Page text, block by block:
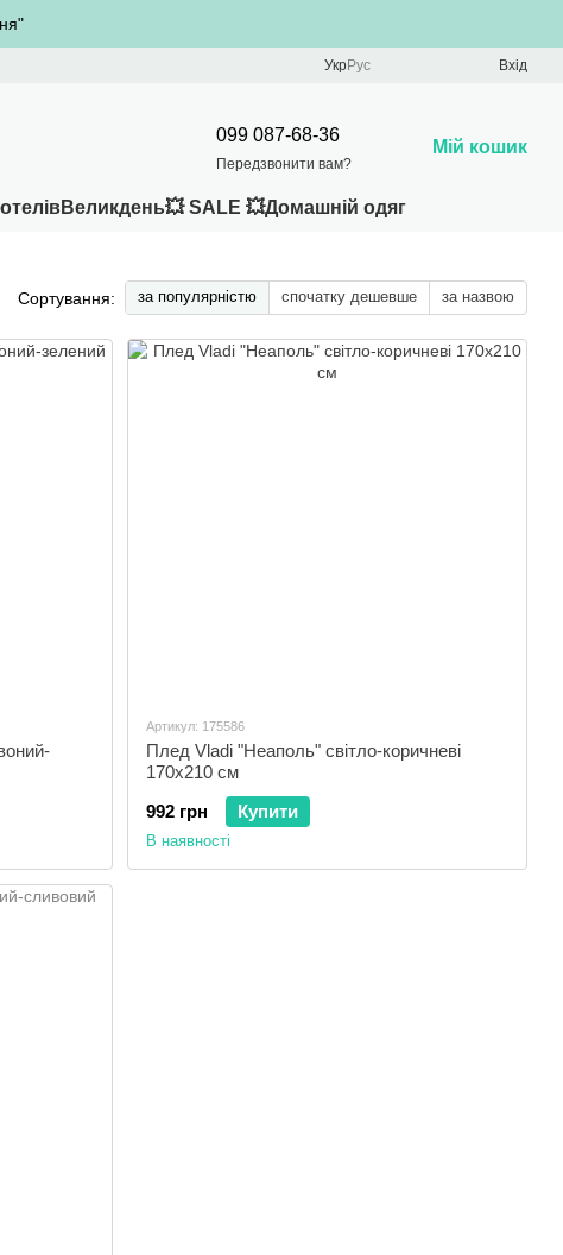
УкрРус Вхід
099 087-68-36
Передзвонити вам?
Мій кошик
Великдень💥 SALE 💥Домашній одяг
Сортування: за популярністю спочатку дешевше за назвою
Артикул: 175586
Плед Vladi "Неаполь" світло-коричневі
170х210 см
992 грн
Купити
В наявності